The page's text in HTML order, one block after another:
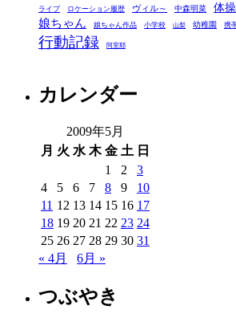
ライブ ロケーション履歴 ヴィル～ 中森明菜 体操
娘ちゃん 娘ちゃん作品 小学校 山梨 幼稚園 携
行動記録 阿里耶
カレンダー
2009年5月
月 火 水 木 金 土 日
1
2
3
4
5 6 7 8 9
10
11 12 13 14 15 16 17
18 19 20 21 22 23 24
25 26 27 28 29 30 31
« 4月
6月 »
つぶやき